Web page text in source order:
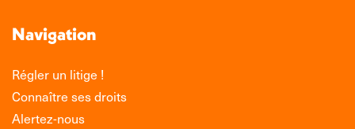
Navigation
Régler un litige !
Connaître ses droits
Alertez-nous